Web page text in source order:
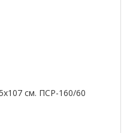
см. ПСР-160/60